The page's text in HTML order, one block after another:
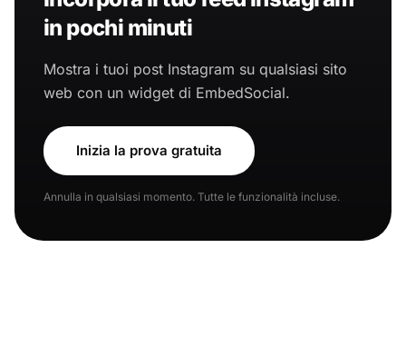
in pochi minuti
Mostra i tuoi post Instagram su qualsiasi sito
web con un widget di EmbedSocial.
Inizia la prova gratuita
Annulla in qualsiasi momento. Tutte le funzionalità incluse.